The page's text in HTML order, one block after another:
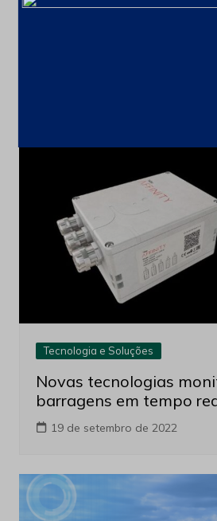
Tecnologia e Soluções
Novas tecnologias
barragens em tempo
19 de setembro de 2022